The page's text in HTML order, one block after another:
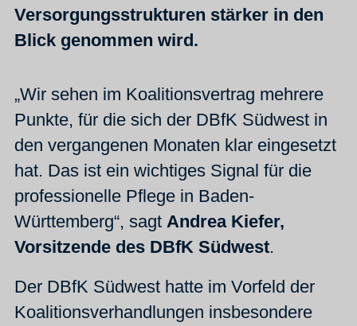
Versorgungsstrukturen stärker in den
Blick genommen wird.
„Wir sehen im Koalitionsvertrag mehrere
Punkte, für die sich der DBfK Südwest in
den vergangenen Monaten klar eingesetzt
hat. Das ist ein wichtiges Signal für die
professionelle Pflege in Baden-
Württemberg“, sagt Andrea Kiefer,
Vorsitzende des DBfK Südwest.
Der DBfK Südwest hatte im Vorfeld der
Koalitionsverhandlungen insbesondere